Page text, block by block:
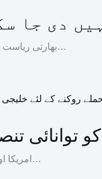
دی جا
بھارتی ریاست مدھیہ پردیش کی ہائیکورٹ نے مسلمان جوڑے کی…
توانائی
امریکا اور ایران کے درمیان جاری کشیدگی کے دوران ایران…